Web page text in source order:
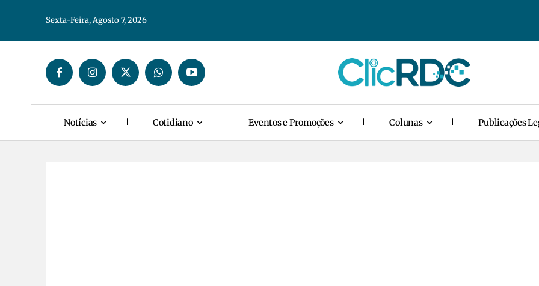
Sexta-Feira, Agosto 7, 2026
Notícias Cotidiano Eventos e Promoções Colunas Publicações